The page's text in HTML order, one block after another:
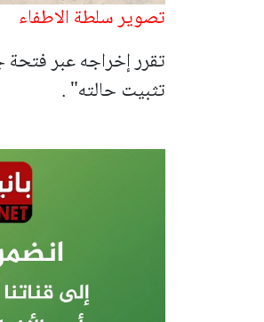
تصوير سلطة الاطفاء
تقرر إخراجه عبر
تثبيت حالته" .